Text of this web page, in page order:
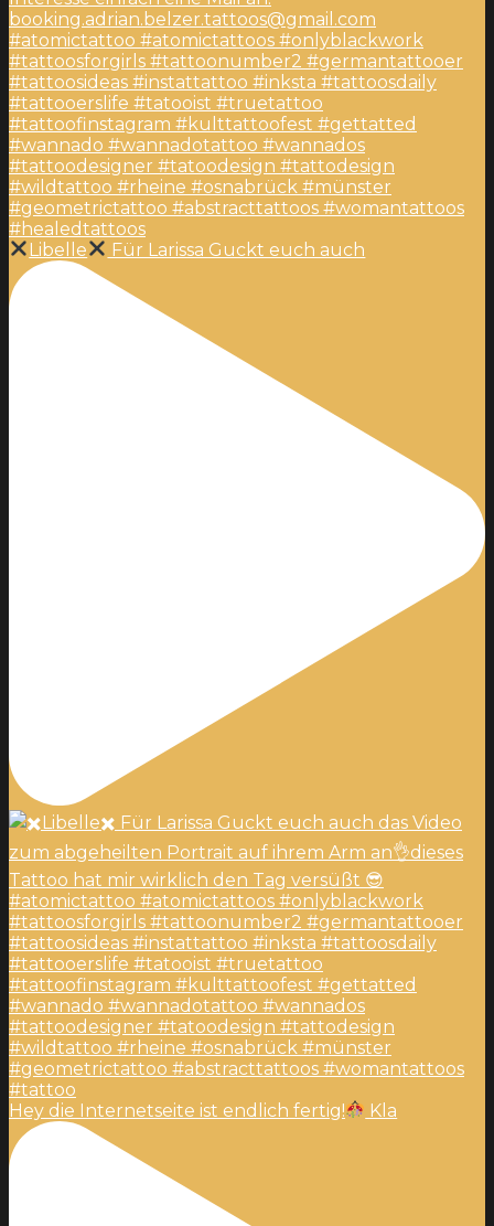
Libelle Für Larissa Guckt euch auch
Hey die Internetseite ist endlich fertig! Kla